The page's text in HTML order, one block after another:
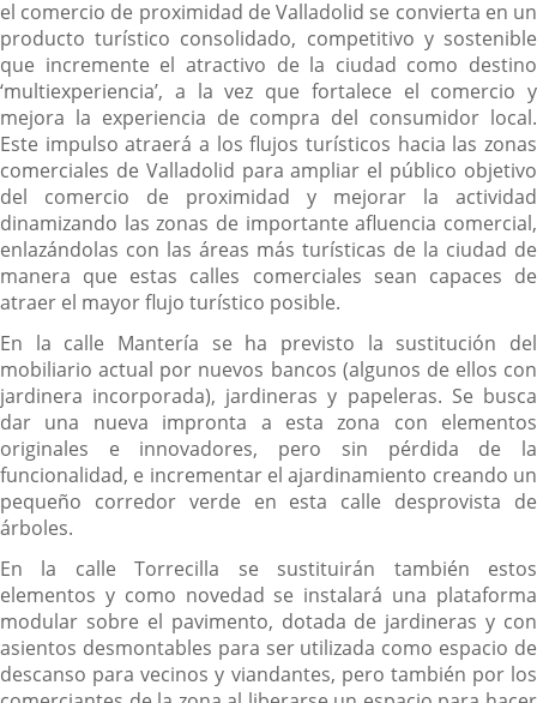
el comercio de proximidad de Valladolid se convierta en un
producto turístico consolidado, competitivo y sostenible
que incremente el atractivo de la ciudad como destino
‘multiexperiencia’, a la vez que fortalece el comercio y
mejora la experiencia de compra del consumidor local.
Este impulso atraerá a los flujos turísticos hacia las zonas
comerciales de Valladolid para ampliar el público objetivo
del comercio de proximidad y mejorar la actividad
dinamizando las zonas de importante afluencia comercial,
enlazándolas con las áreas más turísticas de la ciudad de
manera que estas calles comerciales sean capaces de
atraer el mayor flujo turístico posible.
En la calle Mantería se ha previsto la sustitución del
mobiliario actual por nuevos bancos (algunos de ellos con
jardinera incorporada), jardineras y papeleras. Se busca
dar una nueva impronta a esta zona con elementos
originales e innovadores, pero sin pérdida de la
funcionalidad, e incrementar el ajardinamiento creando un
pequeño corredor verde en esta calle desprovista de
árboles.
En la calle Torrecilla se sustituirán también estos
elementos y como novedad se instalará una plataforma
modular sobre el pavimento, dotada de jardineras y con
asientos desmontables para ser utilizada como espacio de
descanso para vecinos y viandantes, pero también por los